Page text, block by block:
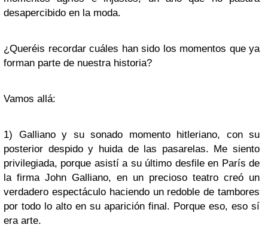
desapercibido en la moda.
¿Queréis recordar cuáles han sido los momentos que ya
forman parte de nuestra historia?
Vamos allá:
1) Galliano y su sonado momento hitleriano, con su
posterior despido y huida de las pasarelas. Me siento
privilegiada, porque asistí a su último desfile en París de
la firma John Galliano, en un precioso teatro creó un
verdadero espectáculo haciendo un redoble de tambores
por todo lo alto en su aparición final. Porque eso, eso sí
era arte.